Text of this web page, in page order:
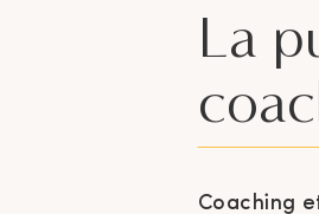
Coaching
La